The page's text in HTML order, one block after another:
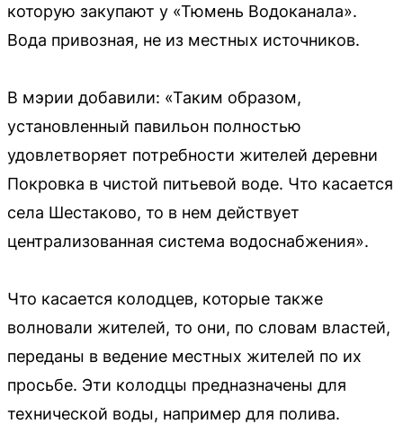
которую закупают у «Тюмень Водоканала».
Вода привозная, не из местных источников.
В мэрии добавили: «Таким образом,
установленный павильон полностью
удовлетворяет потребности жителей деревни
Покровка в чистой питьевой воде. Что касается
села Шестаково, то в нем действует
централизованная система водоснабжения».
Что касается колодцев, которые также
волновали жителей, то они, по словам властей,
переданы в ведение местных жителей по их
просьбе. Эти колодцы предназначены для
технической воды, например для полива.